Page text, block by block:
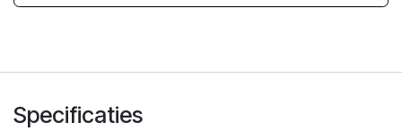
Specificaties